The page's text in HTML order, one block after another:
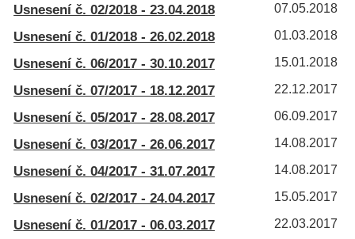
07.05.2018
Usnesení č. 02/2018 - 23.04.2018
01.03.2018
Usnesení č. 01/2018 - 26.02.2018
15.01.2018
Usnesení č. 06/2017 - 30.10.2017
22.12.2017
Usnesení č. 07/2017 - 18.12.2017
06.09.2017
Usnesení č. 05/2017 - 28.08.2017
14.08.2017
Usnesení č. 03/2017 - 26.06.2017
14.08.2017
Usnesení č. 04/2017 - 31.07.2017
15.05.2017
Usnesení č. 02/2017 - 24.04.2017
22.03.2017
Usnesení č. 01/2017 - 06.03.2017